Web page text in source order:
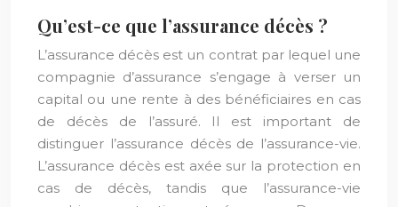
Qu’est-ce que l’assurance décès ?
L’assurance décès est un contrat par lequel une
compagnie d’assurance s’engage à verser un
capital ou une rente à des bénéficiaires en cas
de décès de l’assuré. Il est important de
distinguer l’assurance décès de l’assurance-vie.
L’assurance décès est axée sur la protection en
cas de décès, tandis que l’assurance-vie